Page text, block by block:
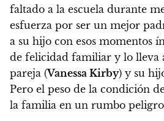
faltado a la escuela durante
esfuerza por ser un mejor
a su hijo con esos momentos
de felicidad familiar y lo lleva
pareja (Vanessa Kirby) y su
Pero el peso de la condición
la familia en un rumbo